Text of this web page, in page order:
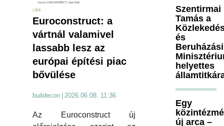
cikk
Euroconstruct: a
vártnál valamivel
lassabb lesz az
európai építési piac
bővülése
buildecon | 2026.06.08. 11:36
Az Euroconstruct új
Szentirmai
Tamás a
és
Beruházási
helyettes
Egy
új arca –